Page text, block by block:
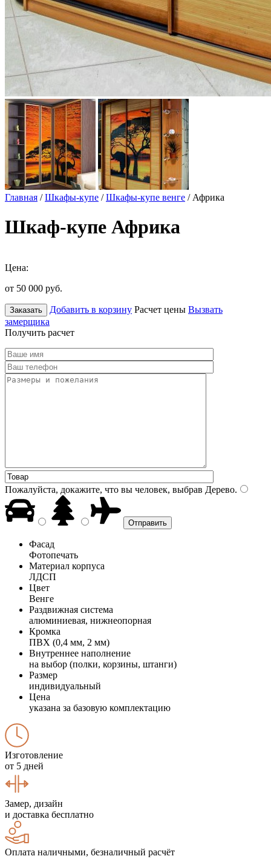
Главная /Шкафы-купе /Шкафы-купе венге / Африка
Шкаф-купе Африка
Цена:
от 50 000 руб.
Заказать Добавить в корзину Расчет цены Вызвать
замерщика
Получить расчет
Пожалуйста, докажите, что вы человек, выбрав Дерево.
Фасад
Фотопечать
Материал корпуса
ЛДСП
Цвет
Венге
Раздвижная система
алюминиевая, нижнеопорная
Кромка
ПВХ (0,4 мм, 2 мм)
Внутреннее наполнение
на выбор (полки, корзины, штанги)
Размер
индивидуальный
Цена
указана за базовую комплектацию
Изготовление
от 5 дней
Замер, дизайн
и доставка бесплатно
Оплата наличными, безналичный расчёт